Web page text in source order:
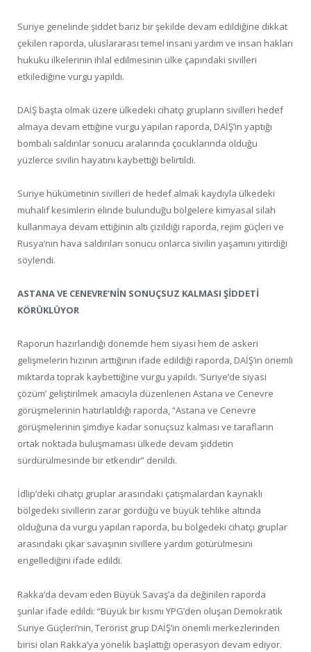
Suriye genelinde şiddet bariz bir şekilde devam edildiğine dikkat
çekilen raporda, uluslararası temel insani yardım ve insan hakları
hukuku ilkelerinin ihlal edilmesinin ülke çapındaki sivilleri
etkilediğine vurgu yapıldı.
DAİŞ başta olmak üzere ülkedeki cihatçı grupların sivilleri hedef
almaya devam ettiğine vurgu yapılan raporda, DAİŞ’in yaptığı
bombalı saldırılar sonucu aralarında çocuklarında olduğu
yüzlerce sivilin hayatını kaybettiği belirtildi.
Suriye hükümetinin sivilleri de hedef almak kaydıyla ülkedeki
muhalif kesimlerin elinde bulunduğu bölgelere kimyasal silah
kullanmaya devam ettiğinin altı çizildiği raporda, rejim güçleri ve
Rusya’nın hava saldırıları sonucu onlarca sivilin yaşamını yitirdiği
söylendi.
ASTANA VE CENEVRE’NİN SONUÇSUZ KALMASI ŞİDDETİ
KÖRÜKLÜYOR
Raporun hazırlandığı dönemde hem siyasi hem de askeri
gelişmelerin hızının arttığının ifade edildiği raporda, DAİŞ’in önemli
miktarda toprak kaybettiğine vurgu yapıldı. ‘Suriye’de siyasi
çözüm’ geliştirilmek amacıyla düzenlenen Astana ve Cenevre
görüşmelerinin hatırlatıldığı raporda, “Astana ve Cenevre
görüşmelerinin şimdiye kadar sonuçsuz kalması ve tarafların
ortak noktada buluşmaması ülkede devam şiddetin
sürdürülmesinde bir etkendir” denildi.
İdlip’deki cihatçı gruplar arasındaki çatışmalardan kaynaklı
bölgedeki sivillerin zarar gördüğü ve büyük tehlike altında
olduğuna da vurgu yapılan raporda, bu bölgedeki cihatçı gruplar
arasındaki çıkar savaşının sivillere yardım götürülmesini
engellediğini ifade edildi.
Rakka’da devam eden Büyük Savaş’a da değinilen raporda
şunlar ifade edildi: “Büyük bir kısmı YPG’den oluşan Demokratik
Suriye Güçleri’nin, Terörist grup DAİŞ’in önemli merkezlerinden
birisi olan Rakka’ya yönelik başlattığı operasyon devam ediyor.